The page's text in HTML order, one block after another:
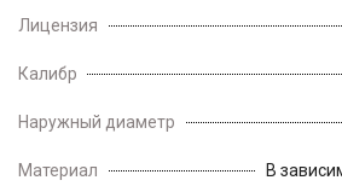
Лицензия
Калибр
Наружный диаметр
Материал В